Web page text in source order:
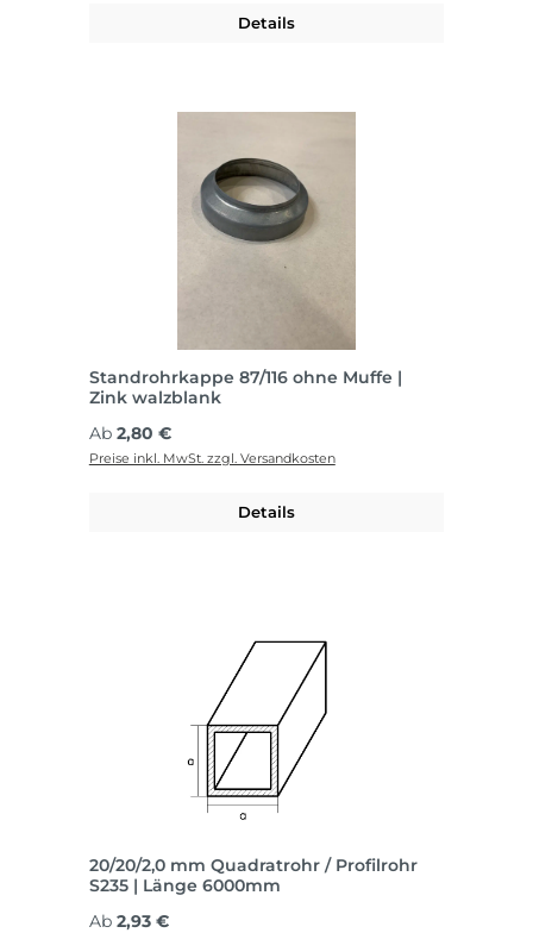
Details
Standrohrkappe 87/116 ohne Muffe |
Zink walzblank
Regulärer Preis:
Ab 2,80 €
Preise inkl. MwSt. zzgl. Versandkosten
Details
20/20/2,0 mm Quadratrohr / Profilrohr
S235 | Länge 6000mm
Regulärer Preis:
Ab 2,93 €